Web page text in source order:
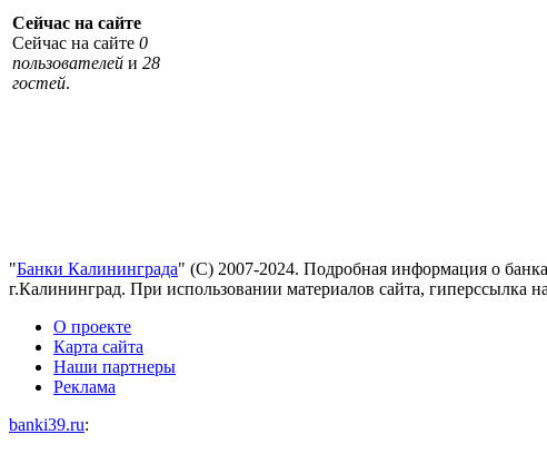
Сейчас на сайте
Сейчас на сайте 0
пользователей и 28
гостей.
"Банки Калининграда" (С) 2007-2024. Подробная информация о
г.Калининград. При использовании материалов сайта, гиперссылка
О проекте
Карта сайта
Наши партнеры
Реклама
banki39.ru: